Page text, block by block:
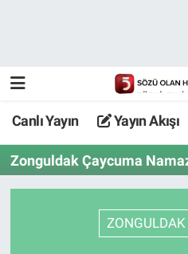
Canlı Yayın Yayın Akışı
Zonguldak Çaycuma
ZONGULDAK
TV 5 Ekranı ve Arşiv